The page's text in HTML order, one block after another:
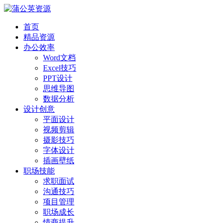
首页
精品资源
办公效率
Word文档
Excel技巧
PPT设计
思维导图
数据分析
设计创意
平面设计
视频剪辑
摄影技巧
字体设计
插画壁纸
职场技能
求职面试
沟通技巧
项目管理
职场成长